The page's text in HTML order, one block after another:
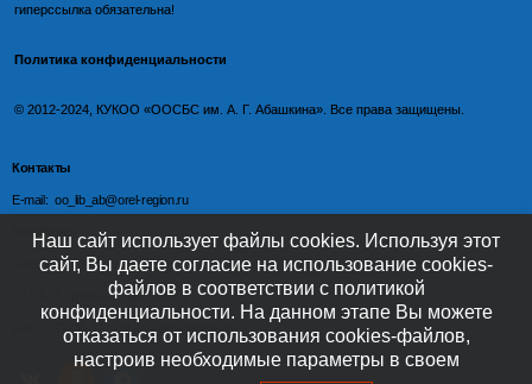
гиперссылка обязательна!
Политика конфиденциальности
©️ 2012-2024, КУКОО «ООСБС им. А. Г. Абашкина». Все права защищены.
Контакты
E-mail: oo_lib_ab@orel-region.ru
Телефон:
(4862) 77-09-75 (директор),
77-08-54 (главный бухгалтер),
Наш сайт использует файлы cookies. Используя этот
сайт, Вы даете согласие на использование cookies-
файлов в соответствии с политикой
конфиденциальности. На данном этапе Вы можете
отказаться от использования cookies-файлов,
настроив необходимые параметры в своем